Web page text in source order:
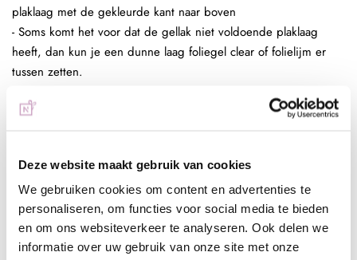
Deze website maakt gebruik van cookies
We gebruiken cookies om content en advertenties te
personaliseren, om functies voor social media te bieden
en om ons websiteverkeer te analyseren. Ook delen we
informatie over uw gebruik van onze site met onze
plaklaag met de gekleurde kant naar boven
- Soms komt het voor dat de gellak niet voldoende plaklaag
heeft, dan kun je een dunne laag foliegel clear of folielijm er
tussen zetten.
voldoende vind
- Bereid de (kunst)nagel voor zoals gebruikelijk
- Breng een laag Be Jeweled Gelpolish, Urban Nails Colorgel of
Urban Nails Pro&Go no wipe aan en hard deze uit (30 sec
Sunlight 2 min UV)
- Breng een dunne strijklaag foliegel clear aan en hard deze uit